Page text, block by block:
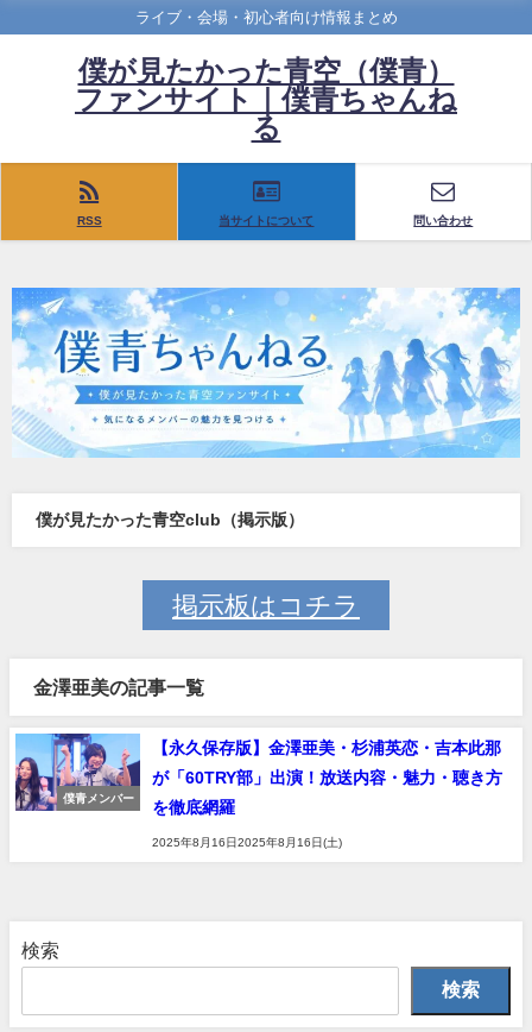
ライブ・会場・初心者向け情報まとめ
僕が見たかった青空（僕青）
ファンサイト｜僕青ちゃんね
る
RSS 当サイトについて 問い合わせ
僕が見たかった青空club（掲示版）
掲示板はコチラ
金澤亜美の記事一覧
僕青メンバー
【永久保存版】金澤亜美・杉浦英恋・吉本此那
が「60TRY部」出演！放送内容・魅力・聴き方
を徹底網羅
2025年8月16日2025年8月16日(土)
検索
検索